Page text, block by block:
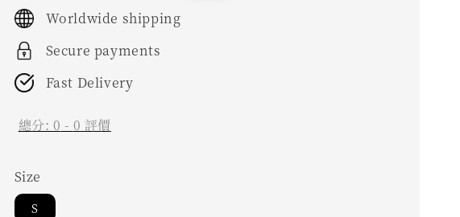
Worldwide shipping
Secure payments
Fast Delivery
總分:0 - 0 評價
Size
S